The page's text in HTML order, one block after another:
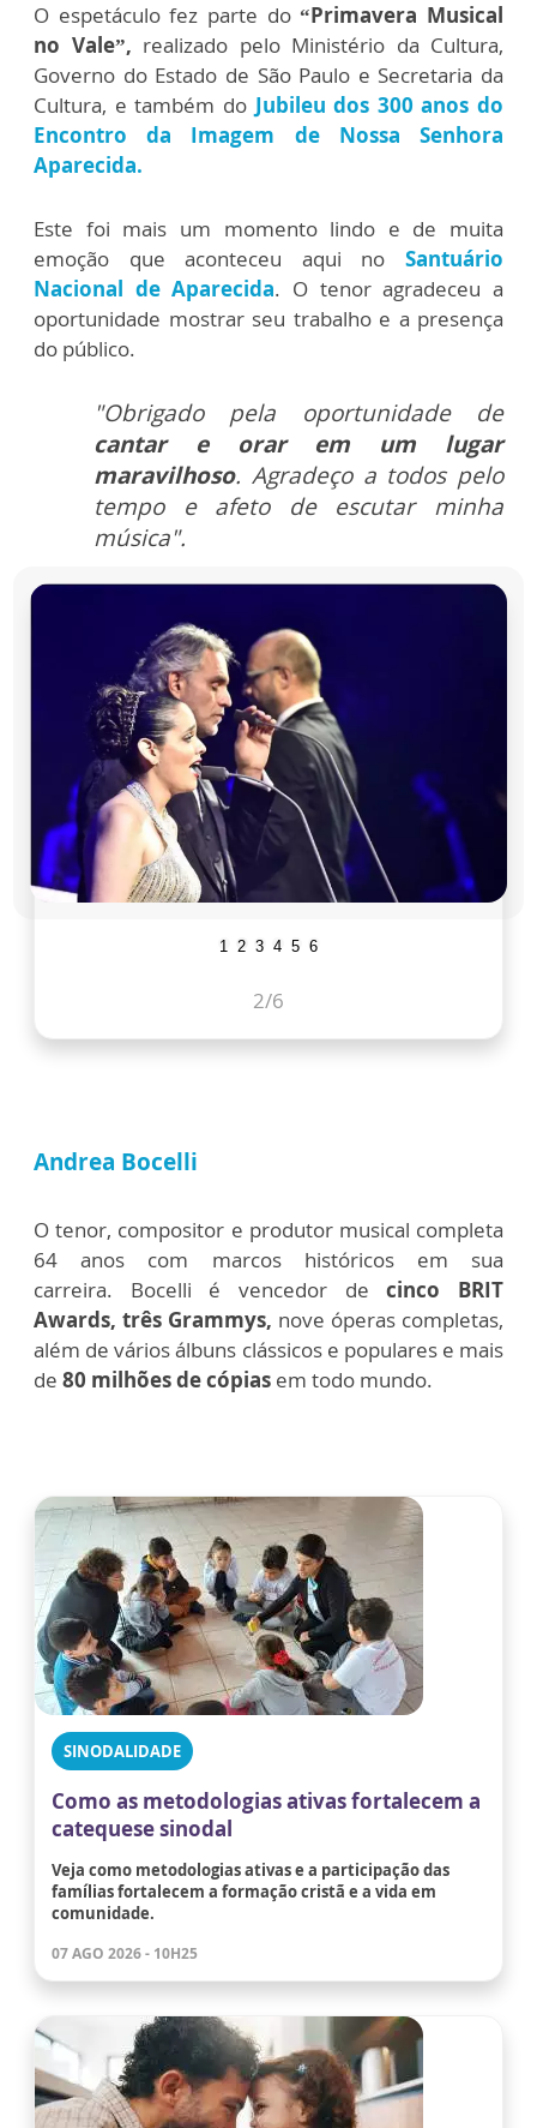
O espetáculo fez parte do“Primavera Musical
no Vale”, realizado pelo Ministério da Cultura,
Governo do Estado de São Paulo e Secretaria da
Cultura, e também do Jubileu dos 300 anos do
Encontro da Imagem de Nossa Senhora
Aparecida.
Este foi mais um momento lindo e de muita
emoção que aconteceu aqui no
Santuário
Nacional de Aparecida. O tenor agradeceu a
oportunidade mostrar seu trabalho e a presença
do público.
"Obrigado pela oportunidade de
cantar e orar em um lugar
maravilhoso. Agradeço a todos pelo
tempo e afeto de escutar minha
música".
1 2 3 4 5 6
2/6
Andrea Bocelli
O tenor, compositor e produtor musical completa
64 anos com marcos históricos em sua
carreira. Bocelli é vencedor decinco BRIT
Awards, três Grammys, nove óperas completas,
além de vários álbuns clássicos e populares e mais
de 80 milhões de cópias em todo mundo.
SINODALIDADE
Como as metodologias ativas fortalecem a
catequese sinodal
Veja como metodologias ativas e a participação das
famílias fortalecem a formação cristã e a vida em
comunidade.
07 AGO 2026 - 10H25